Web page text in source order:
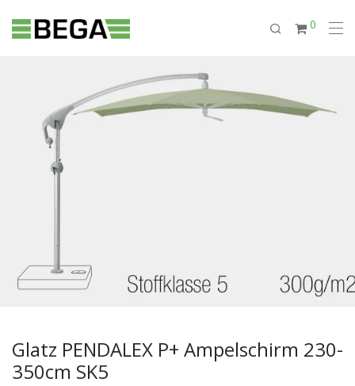
0
Glatz PENDALEX P+ Ampelschirm 230-
350cm SK5